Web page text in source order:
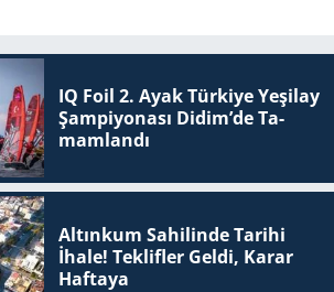
IQ Foil 2. Ayak Tür­ki­ye Ye­şi­lay
Şam­pi­yo­na­sı Didim’de Ta­
mam­lan­dı
Altınkum Sahilinde Tarihi
İhale! Teklifler Geldi, Karar
Haftaya